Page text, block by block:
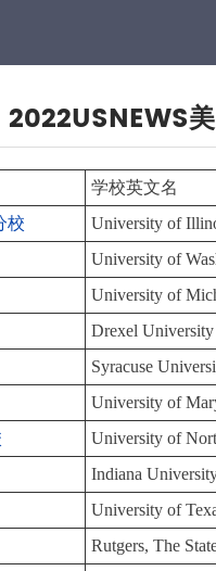
2022USNEWS
学校英文名
校 University of
University of
University of
Drexel University
Syracuse
University of
University of
Indiana
University of
Rutgers, The